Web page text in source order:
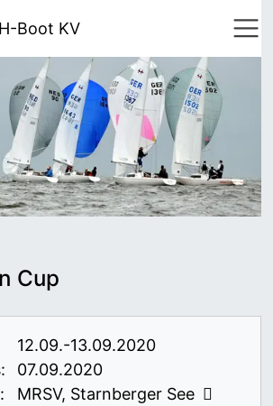
Boot KV
Cup
12.09.-13.09.2020
07.09.2020
MRSV, Starnberger See